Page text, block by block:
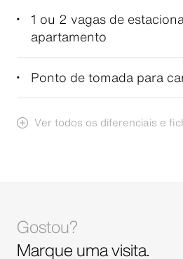
1 ou 2 vagas de
apartamento
Ponto de tomada para
Ver todos os diferenciais e
Gostou?
Marque uma visita.